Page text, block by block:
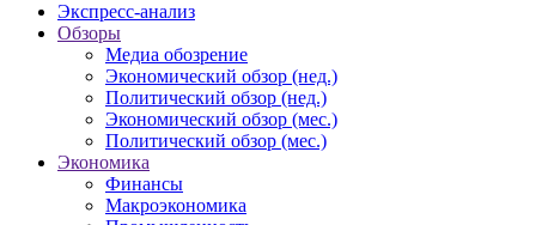
Экспресс-анализ
Обзоры
Медиа обозрение
Экономический обзор (нед.)
Политический обзор (нед.)
Экономический обзор (мес.)
Политический обзор (мес.)
Экономика
Финансы
Макроэкономика